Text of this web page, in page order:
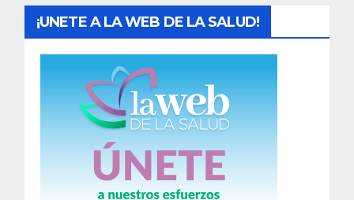
¡UNETE A LA WEB DE LA SALUD!